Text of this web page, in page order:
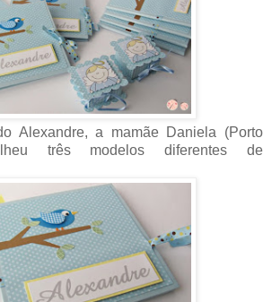
Alexandre, a mamãe Daniela (Porto
três modelos diferentes de